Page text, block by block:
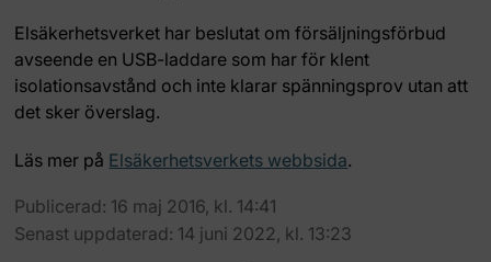
Elsäkerhetsverket har beslutat om försäljningsförbud
avseende en USB-laddare som har för klent
isolationsavstånd och inte klarar spänningsprov utan att
det sker överslag.
Läs mer på Elsäkerhetsverkets webbsida.
Publicerad: 16 maj 2016, kl. 14:41
Senast uppdaterad: 14 juni 2022, kl. 13:23